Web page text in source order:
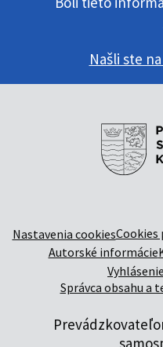
Našli ste
Nastavenia cookies
Autorské informácie
Správca obsahu a